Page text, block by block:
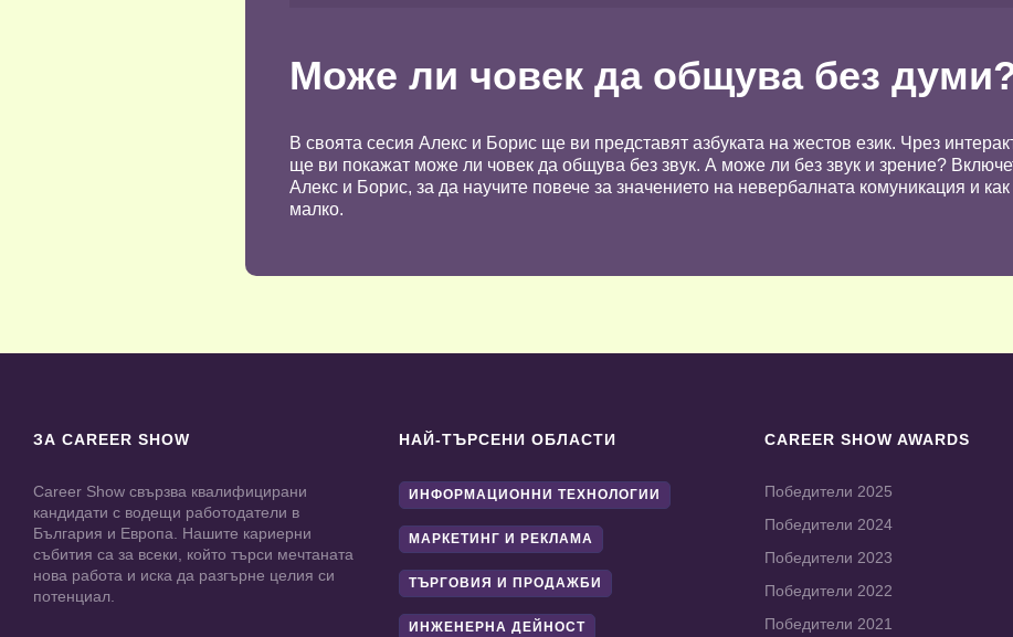
Може ли човек да общува без
В своята сесия Алекс и Борис ще ви представят азбуката на жестов език. Чрез
ще ви покажат може ли човек да общува без звук. А може ли без звук и зрение?
Алекс и Борис, за да научите повече за значението на невербалната комуникация и
малко.
ЗА CAREER SHOW
Career Show свързва квалифицирани
кандидати с водещи работодатели в
България и Европа. Нашите кариерни
събития са за всеки, който търси мечтаната
нова работа и иска да разгърне целия си
потенциал.
НАЙ-ТЪРСЕНИ ОБЛАСТИ
ИНФОРМАЦИОННИ ТЕХНОЛОГИИ
МАРКЕТИНГ И РЕКЛАМА
ТЪРГОВИЯ И ПРОДАЖБИ
ИНЖЕНЕРНА ДЕЙНОСТ
CAREER SHOW AWARDS
Победители 2025
Победители 2024
Победители 2023
Победители 2022
Победители 2021